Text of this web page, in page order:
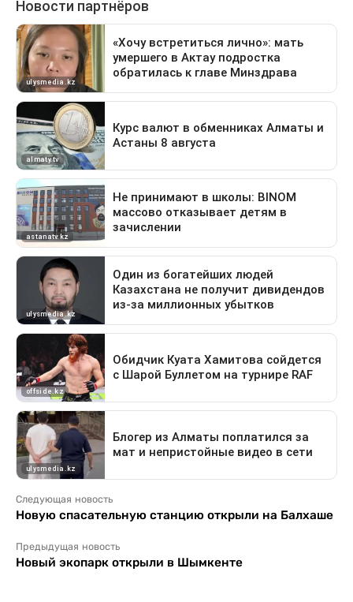
Следующая новость
Новую спасательную станцию открыли на Балхаше
Предыдущая новость
Новый экопарк открыли в Шымкенте